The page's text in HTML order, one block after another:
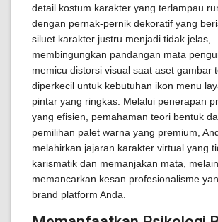
detail kostum karakter yang terlampau
dengan pernak-pernik dekoratif yang
siluet karakter justru menjadi tidak jelas,
membingungkan pandangan mata
memicu distorsi visual saat aset gambar
diperkecil untuk kebutuhan ikon menu
pintar yang ringkas. Melalui penerapan
yang efisien, pemahaman teori bentuk
pemilihan palet warna yang premium,
melahirkan jajaran karakter virtual yang
karismatik dan memanjakan mata,
memancarkan kesan profesionalisme
brand platform Anda.